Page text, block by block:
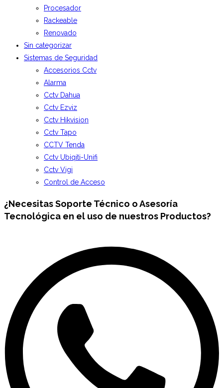
Procesador
Rackeable
Renovado
Sin categorizar
Sistemas de Seguridad
Accesorios Cctv
Alarma
Cctv Dahua
Cctv Ezviz
Cctv Hikvision
Cctv Tapo
CCTV Tenda
Cctv Ubiqiti-Unifi
Cctv Vigi
Control de Acceso
¿NecesitasSoporte Técnico o Asesoría
Tecnológica en el uso de nuestros Productos?